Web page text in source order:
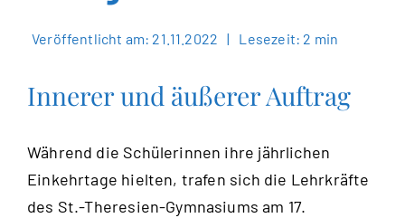
Veröffentlicht am: 21.11.2022 | Lesezeit: 2 min
Innerer und äußerer Auftrag
Während die Schülerinnen ihre jährlichen
Einkehrtage hielten, trafen sich die Lehrkräfte
des St.-Theresien-Gymnasiums am 17.